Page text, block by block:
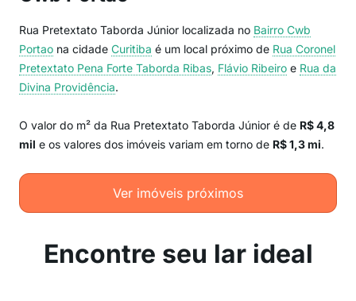
Rua Pretextato Taborda Júnior localizada no Bairro Cwb
Portao na cidade Curitiba é um local próximo de Rua Coronel
Pretextato Pena Forte Taborda Ribas, Flávio Ribeiro e Rua da
Divina Providência.
O valor do m² da Rua Pretextato Taborda Júnior é de R$ 4,8
mil e os valores dos imóveis variam em torno de R$ 1,3 mi.
Ver imóveis próximos
Encontre seu lar ideal